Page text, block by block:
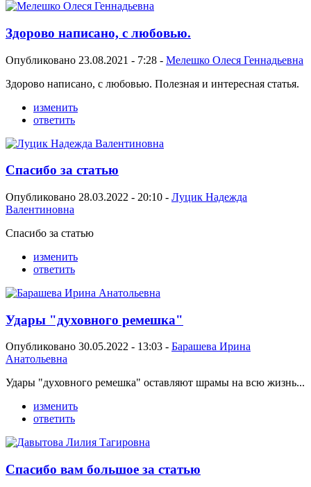
Здорово написано, с любовью.
Опубликовано 23.08.2021 - 7:28 - Мелешко Олеся Геннадьевна
Здорово написано, с любовью. Полезная и интересная статья.
изменить
ответить
Спасибо за статью
Опубликовано 28.03.2022 - 20:10 - Луцик Надежда
Валентиновна
Спасибо за статью
изменить
ответить
Удары "духовного ремешка"
Опубликовано 30.05.2022 - 13:03 - Барашева Ирина
Анатольевна
Удары "духовного ремешка" оставляют шрамы на всю жизнь...
изменить
ответить
Спасибо вам большое за статью